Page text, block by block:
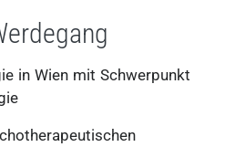
in Wien mit Schwerpunkt